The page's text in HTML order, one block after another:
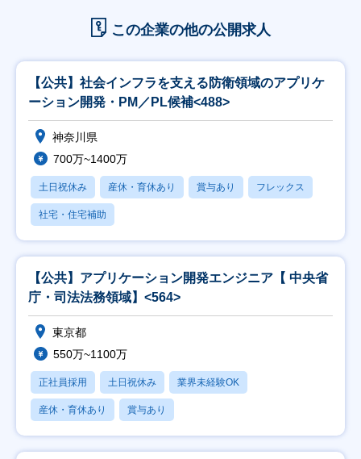
この企業の他の公開求人
【公共】社会インフラを支える防衛領域のアプリケ
ーション開発・PM／PL候補<488>
神奈川県
700万~1400万
土日祝休み 産休・育休あり 賞与あり フレックス
社宅・住宅補助
【公共】アプリケーション開発エンジニア【 中央省
庁・司法法務領域】<564>
東京都
550万~1100万
正社員採用 土日祝休み 業界未経験OK
産休・育休あり 賞与あり